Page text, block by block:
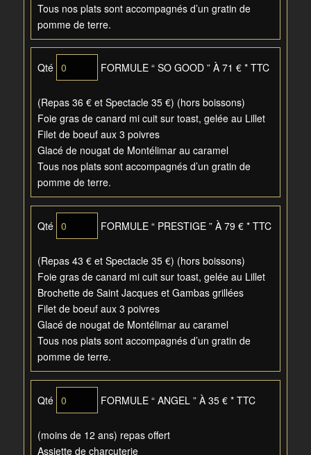
Tous nos plats sont accompagnés d’un gratin de
pomme de terre.
Qté FORMULE “ SO GOOD ” À 71 € * TTC
(Repas 36 € et Spectacle 35 €) (hors boissons)
Foie gras de canard mi cuit sur toast, gelée au Lillet
Filet de boeuf aux 3 poivres
Glacé de nougat de Montélimar au caramel
Tous nos plats sont accompagnés d’un gratin de
pomme de terre.
Qté FORMULE “ PRESTIGE ” À 79 € * TTC
(Repas 43 € et Spectacle 35 €) (hors boissons)
Foie gras de canard mi cuit sur toast, gelée au Lillet
Brochette de Saint Jacques et Gambas grillées
Filet de boeuf aux 3 poivres
Glacé de nougat de Montélimar au caramel
Tous nos plats sont accompagnés d’un gratin de
pomme de terre.
Qté FORMULE “ ANGEL ” À 35 € * TTC
(moins de 12 ans) repas offert
Assiette de charcuterie